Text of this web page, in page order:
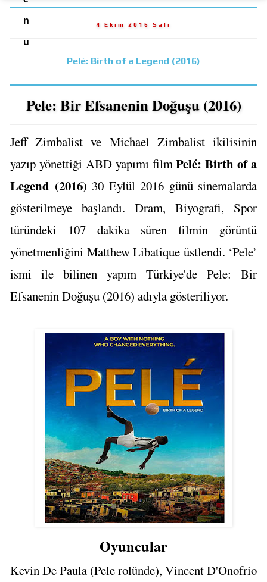
n
ü
4 Ekim 2016 Salı
Pelé: Birth of a Legend (2016)
Pele: Bir Efsanenin Doğuşu (2016)
Jeff Zimbalist ve Michael Zimbalist ikilisinin
yazıp yönettiği ABD yapımı filmPelé: Birth of a
Legend (2016) 30 Eylül 2016 günü sinemalarda
gösterilmeye başlandı. Dram, Biyografi, Spor
türündeki 107 dakika süren filmin görüntü
yönetmenliğini Matthew Libatique üstlendi. ‘Pele’
ismi ile bilinen yapım Türkiye'de Pele: Bir
Efsanenin Doğuşu (2016) adıyla gösteriliyor.
Oyuncular
Kevin De Paula (Pele rolünde), Vincent D'Onofrio